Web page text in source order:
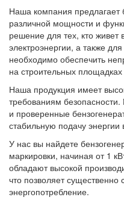
Наша компания предлагает
различной мощности и
решение для тех, кто живет
электроэнергии, а также
необходимо обеспечить
на строительных
Наша продукция имеет
требованиям
и проверенные
стабильную подачу
У нас вы найдете
маркировки, начиная от 1
обладают высокой
что позволяет существенно
энергопотребление.